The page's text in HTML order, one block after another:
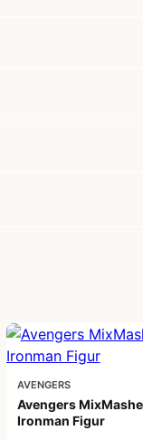
AVENGERS
Avengers
Ironman Figur